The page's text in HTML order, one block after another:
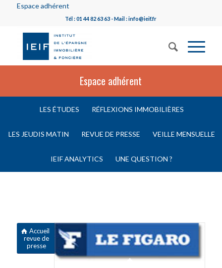
Espace adhérent
Tél : 01 44 82 63 63 - Mail : info@ieif.fr
Espace adhérent
LES ÉTUDES RÉFLEXIONS IMMOBILIÈRES
LES JEUDIS MATIN REVUE DE PRESSE VEILLE MENSUELLE
IEIF ANALYTICS UNE QUESTION ?
Accueil
revue de
presse